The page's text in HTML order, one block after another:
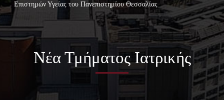
Επιστημών Υγείας του Πανεπιστημίου Θεσσαλίας
Νέα Τμήματος Ιατρικής